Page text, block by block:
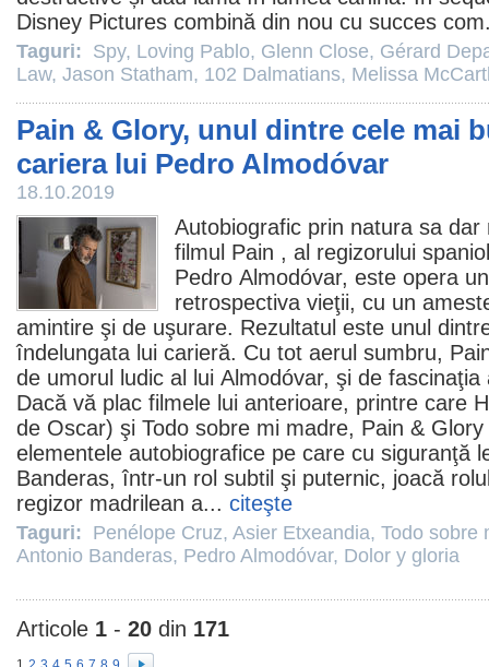
Disney Pictures combină din nou cu succes
Taguri: Spy, Loving Pablo, Glenn Close, Gérard
Law, Jason Statham, 102 Dalmatians, Melissa
Pain & Glory, unul dintre cele mai
cariera lui Pedro Almodóvar
18.10.2019
Autobiografic prin natura sa dar
filmul Pain , al regizorului
Pedro Almodóvar, este opera
retrospectiva vieţii, cu un
amintire şi de uşurare. Rezultatul este unul
îndelungata lui carieră. Cu tot aerul sumbru,
de umorul ludic al lui Almodóvar, şi de
Dacă vă plac filmele lui anterioare, printre care
de Oscar) şi Todo sobre mi madre, Pain &
elementele autobiografice pe care cu siguranţă
Banderas, într-un rol subtil şi puternic, joacă
regizor madrilean a... citeşte
Taguri: Penélope Cruz, Asier Etxeandia, Todo sobre
Antonio Banderas, Pedro Almodóvar, Dolor y gloria
Articole 1 - 20 din 171